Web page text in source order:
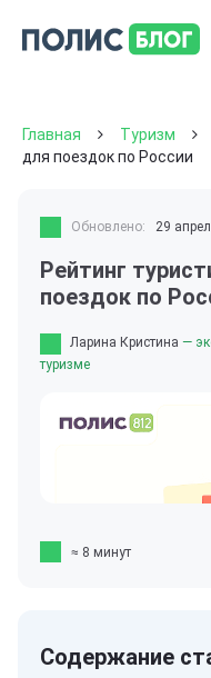
Главная Туризм
для поездок по России
Обновлено: 29
Рейтинг
поездок по
Ларина Кристина —
туризме
≈ 8 минут